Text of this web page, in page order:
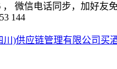
， 微信电话同步，加好友
144